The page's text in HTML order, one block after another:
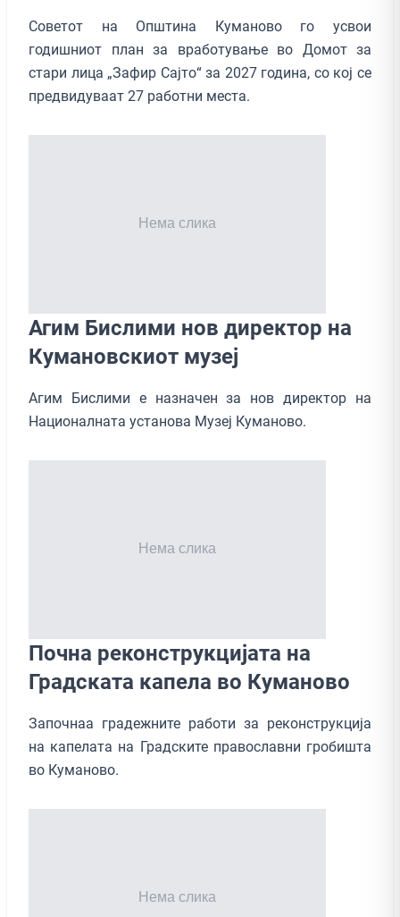
Советот на Општина Куманово го усвои
годишниот план за вработување во Домот за
стари лица „Зафир Сајто“ за 2027 година, со кој се
предвидуваат 27 работни места.
Агим Бислими нов директор на
Кумановскиот музеј
Агим Бислими е назначен за нов директор на
Националната установа Музеј Куманово.
Почна реконструкцијата на
Градската капела во Куманово
Започнаа градежните работи за реконструкција
на капелата на Градските православни гробишта
во Куманово.